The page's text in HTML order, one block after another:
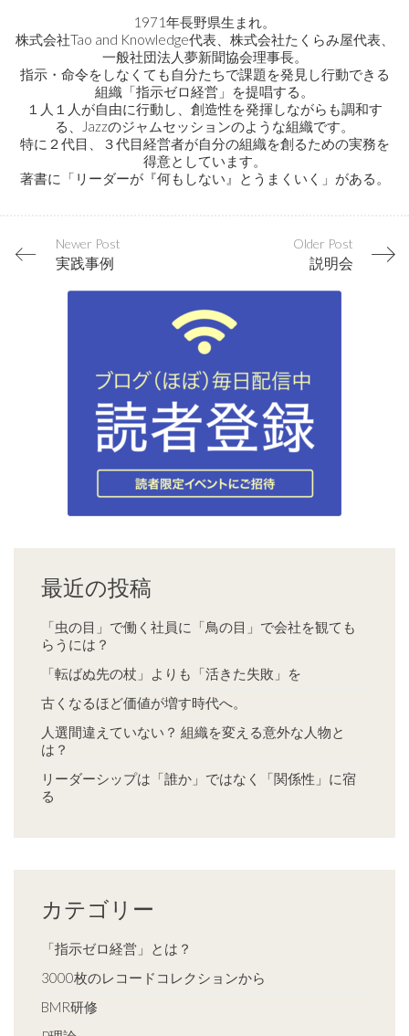
1971年長野県生まれ。
株式会社Tao and Knowledge代表、株式会社たくらみ屋代表、
一般社団法人夢新聞協会理事長。
指示・命令をしなくても自分たちで課題を発見し行動できる
組織「指示ゼロ経営」を提唱する。
１人１人が自由に行動し、創造性を発揮しながらも調和す
る、Jazzのジャムセッションのような組織です。
特に２代目、３代目経営者が自分の組織を創るための実務を
得意としています。
著書に「リーダーが『何もしない』とうまくいく」がある。
Newer Post
実践事例
Older Post
説明会
最近の投稿
「虫の目」で働く社員に「鳥の目」で会社を観ても
らうには？
「転ばぬ先の杖」よりも「活きた失敗」を
古くなるほど価値が増す時代へ。
人選間違えていない？ 組織を変える意外な人物と
は？
リーダーシップは「誰か」ではなく「関係性」に宿
る
カテゴリー
「指示ゼロ経営」とは？
3000枚のレコードコレクションから
BMR研修